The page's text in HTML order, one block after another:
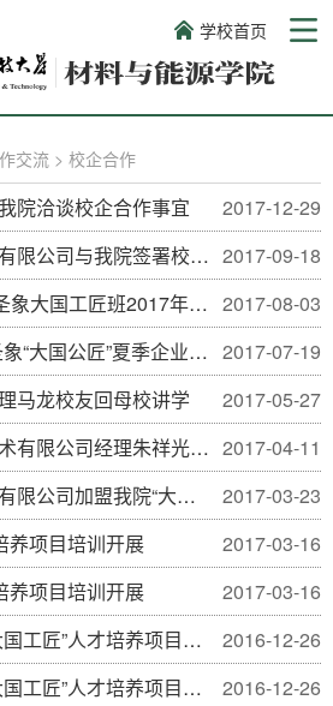
学校首页
交流 > 校企合作
2017-12-29
院洽谈校企合作事宜
2017-09-18
署校企合作协议并设立“筑美助学金”
2017-08-03
班2017年夏季企业实训圆满结束
2017-07-19
匠”夏季企业实训项目正式开展
2017-05-27
马龙校友回母校讲学
2017-04-11
经理朱祥光校友回母校讲学
2017-03-23
我院“大国工匠”训练计划项目
2017-03-16
养项目培训开展
2017-03-16
养项目培训开展
2016-12-26
”人才培养项目班开班典礼
2016-12-26
”人才培养项目班开班典礼